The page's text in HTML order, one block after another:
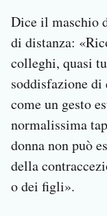
Dice il maschio
di distanza:
colleghi, quasi
soddisfazione di
come un gesto
normalissima
donna non può
della
o dei figli».